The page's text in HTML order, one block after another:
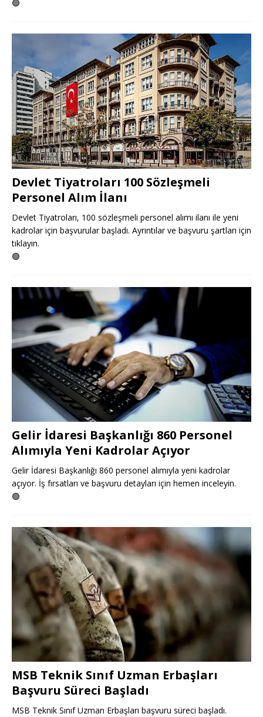
🟢
Devlet Tiyatroları 100 Sözleşmeli
Personel Alım İlanı
Devlet Tiyatroları, 100 sözleşmeli personel alımı ilanı ile yeni
kadrolar için başvurular başladı. Ayrıntılar ve başvuru şartları için
tıklayın.
🟢
Gelir İdaresi Başkanlığı 860 Personel
Alımıyla Yeni Kadrolar Açıyor
Gelir İdaresi Başkanlığı 860 personel alımıyla yeni kadrolar
açıyor. İş fırsatları ve başvuru detayları için hemen inceleyin.
🟢
MSB Teknik Sınıf Uzman Erbaşları
Başvuru Süreci Başladı
MSB Teknik Sınıf Uzman Erbaşları başvuru süreci başladı.